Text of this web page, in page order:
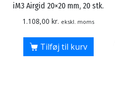
iM3 Airgid 20×20 mm, 20 stk.
1.108,00kr. ekskl. moms
Tilføj til kurv